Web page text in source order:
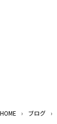
HOME › ブログ ›